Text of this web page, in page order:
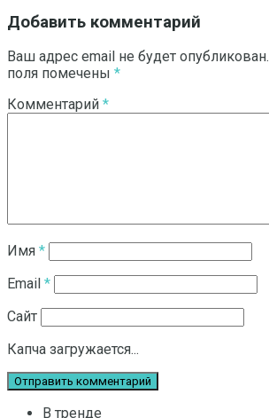
Добавить комментарий
Ваш адрес email не будет опубликован.
поля помечены *
Комментарий *
Имя *
Email *
Сайт
Капча загружается...
В тренде